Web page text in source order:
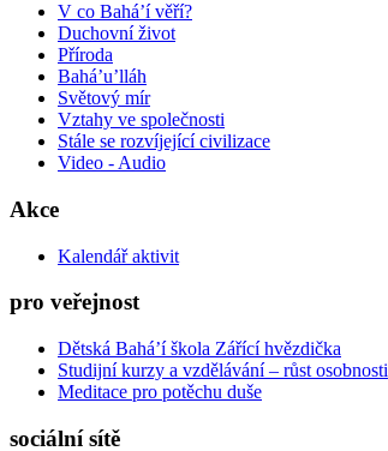
V co Bahá’í věří?
Duchovní život
Příroda
Bahá’u’lláh
Světový mír
Vztahy ve společnosti
Stále se rozvíjející civilizace
Video - Audio
Akce
Kalendář aktivit
pro veřejnost
Dětská Bahá’í škola Zářící hvězdička
Studijní kurzy a vzdělávání – růst osobnosti
Meditace pro potěchu duše
sociální sítě